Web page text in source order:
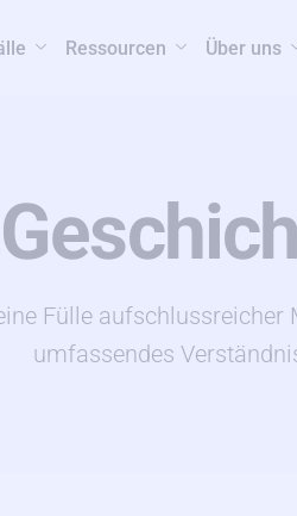
Ressourcen Über uns
Fülle
umfassendes